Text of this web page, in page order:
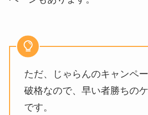
ただ、じゃらんのキャンペ
破格なので、早い者勝ちの
です。